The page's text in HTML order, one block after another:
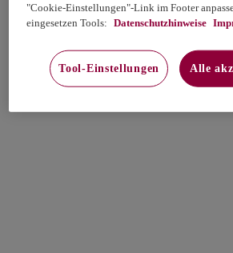
"Cookie-Einstellungen"-Link im Footer
eingesetzen Tools: Datenschutzhinweise
Tool-Einstellungen Alle